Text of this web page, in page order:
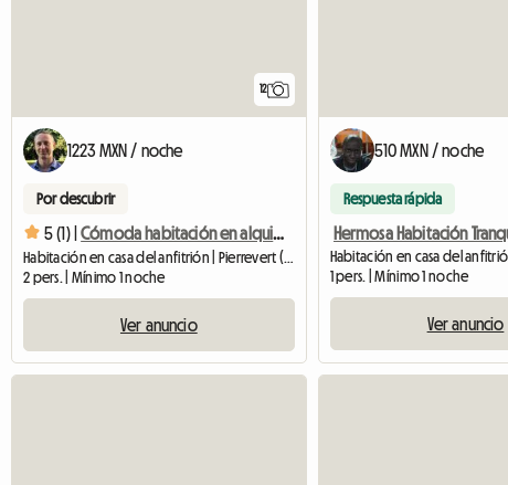
12
1223 MXN / noche
Por descubrir
5 (1) | Cómoda habitación en alquiler en Pierrevert Alta Provenza
2 pers. | Mínimo 1 noche
Ver anuncio
510 MXN / noche
Respuesta rápida
1 pers. | Mínimo 1 noche
Ver anuncio